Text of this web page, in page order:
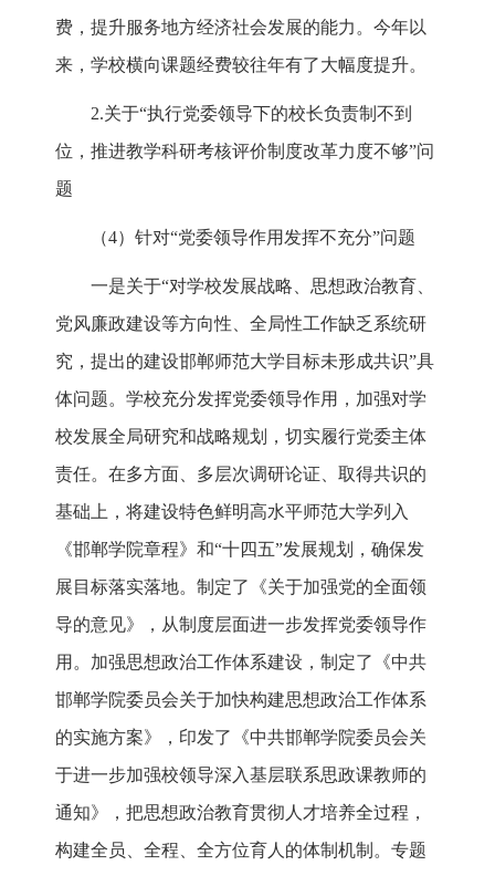
费，提升服务地方经济社会发展的能力。今年以
来，学校横向课题经费较往年有了大幅度提升。
2.关于“执行党委领导下的校长负责制不到
位，推进教学科研考核评价制度改革力度不够”问
题
（4）针对“党委领导作用发挥不充分”问题
一是关于“对学校发展战略、思想政治教育、
党风廉政建设等方向性、全局性工作缺乏系统研
究，提出的建设邯郸师范大学目标未形成共识”具
体问题。学校充分发挥党委领导作用，加强对学
校发展全局研究和战略规划，切实履行党委主体
责任。在多方面、多层次调研论证、取得共识的
基础上，将建设特色鲜明高水平师范大学列入
《邯郸学院章程》和“十四五”发展规划，确保发
展目标落实落地。制定了《关于加强党的全面领
导的意见》，从制度层面进一步发挥党委领导作
用。加强思想政治工作体系建设，制定了《中共
邯郸学院委员会关于加快构建思想政治工作体系
的实施方案》，印发了《中共邯郸学院委员会关
于进一步加强校领导深入基层联系思政课教师的
通知》，把思想政治教育贯彻人才培养全过程，
构建全员、全程、全方位育人的体制机制。专题